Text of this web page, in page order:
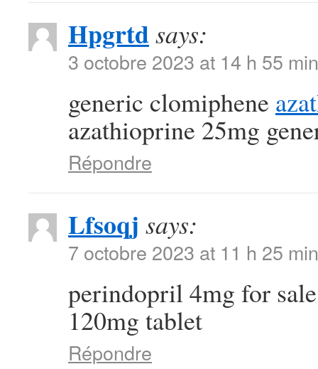
Hpgrtdsays:
3 octobre 2023 at 14 h 55 min
generic clomiphene
azathioprine 25mg
Répondre
Lfsoqj says:
7 octobre 2023 at 11 h 25 min
perindopril 4mg for
120mg tablet
Répondre